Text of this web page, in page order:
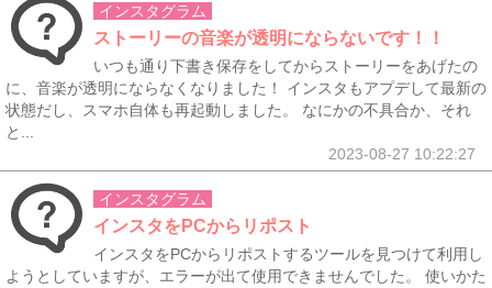
インスタグラム
ストーリーの音楽が透明にならないです！！
いつも通り下書き保存をしてからストーリーをあげたの
に、音楽が透明にならなくなりました！ インスタもアプデして最新の
状態だし、スマホ自体も再起動しました。 なにかの不具合か、それ
と...
2023-08-27 10:22:27
インスタグラム
インスタをPCからリポスト
インスタをPCからリポストするツールを見つけて利用し
ようとしていますが、エラーが出て使用できませんでした。 使いかた